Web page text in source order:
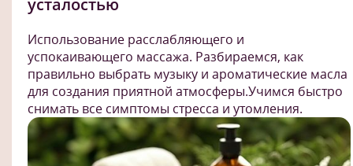
усталостью
Использование расслабляющего и
успокаивающего массажа. Разбираемся, как
правильно выбрать музыку и ароматические масла
для создания приятной атмосферы.Учимся быстро
снимать все симптомы стресса и утомления.